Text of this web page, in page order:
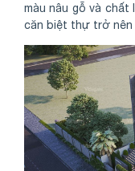
màu nâu gỗ và chất
căn biệt thự trở